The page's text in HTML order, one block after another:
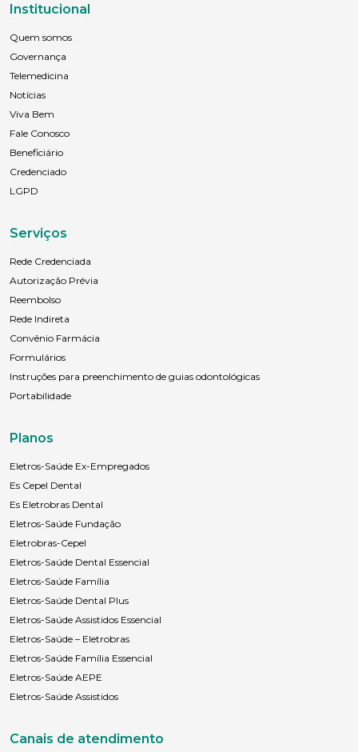
Institucional
Quem somos
Governança
Telemedicina
Notícias
Viva Bem
Fale Conosco
Beneficiário
Credenciado
LGPD
Serviços
Rede Credenciada
Autorização Prévia
Reembolso
Rede Indireta
Convênio Farmácia
Formulários
Instruções para preenchimento de guias odontológicas
Portabilidade
Planos
Eletros-Saúde Ex-Empregados
Es Cepel Dental
Es Eletrobras Dental
Eletros-Saúde Fundação
Eletrobras-Cepel
Eletros-Saúde Dental Essencial
Eletros-Saúde Família
Eletros-Saúde Dental Plus
Eletros-Saúde Assistidos Essencial
Eletros-Saúde – Eletrobras
Eletros-Saúde Família Essencial
Eletros-Saúde AEPE
Eletros-Saúde Assistidos
Canais de atendimento